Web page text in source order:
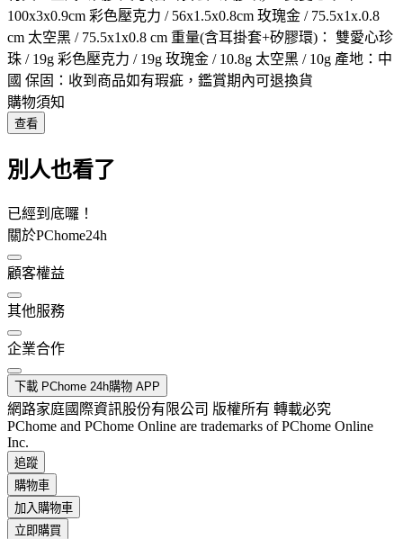
100x3x0.9cm 彩色壓克力 / 56x1.5x0.8cm 玫瑰金 / 75.5x1x.0.8
cm 太空黑 / 75.5x1x0.8 cm 重量(含耳掛套+矽膠環)： 雙愛心珍
珠 / 19g 彩色壓克力 / 19g 玫瑰金 / 10.8g 太空黑 / 10g 產地：中
國 保固：收到商品如有瑕疵，鑑賞期內可退換貨
購物須知
查看
別人也看了
已經到底囉！
關於PChome24h
顧客權益
其他服務
企業合作
下載 PChome 24h購物 APP
網路家庭國際資訊股份有限公司 版權所有 轉載必究
PChome and PChome Online are trademarks of PChome Online
Inc.
追蹤
購物車
加入購物車
立即購買